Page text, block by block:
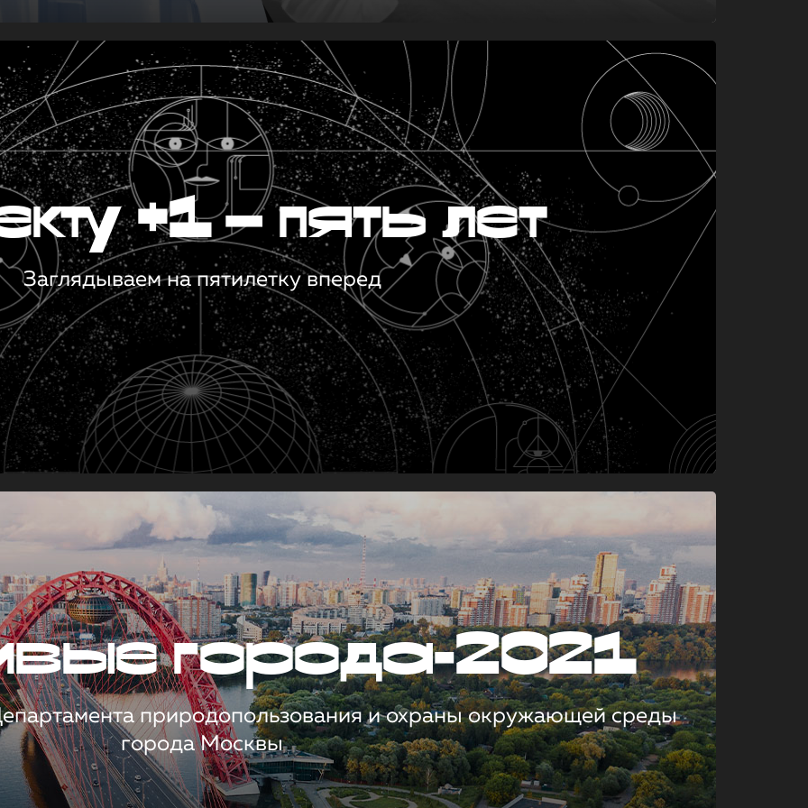
+1 — пять лет
Заглядываем на пятилетку вперед
города-2021
природопользования и охраны окружающей среды
города Москвы